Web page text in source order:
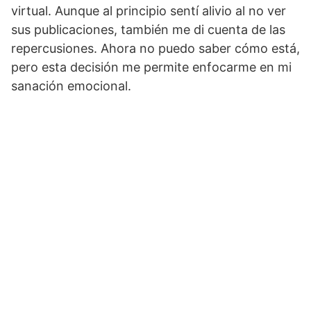
virtual. Aunque al principio sentí alivio al no ver
sus publicaciones, también me di cuenta de las
repercusiones. Ahora no puedo saber cómo está,
pero esta decisión me permite enfocarme en mi
sanación emocional.